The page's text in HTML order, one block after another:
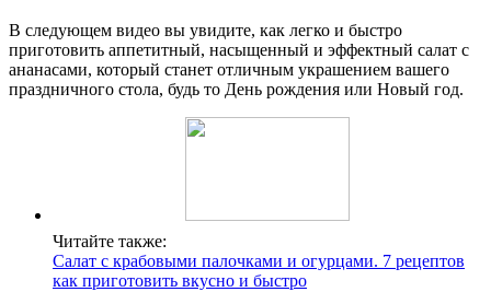
В следующем видео вы увидите, как легко и быстро
приготовить аппетитный, насыщенный и эффектный салат с
ананасами, который станет отличным украшением вашего
праздничного стола, будь то День рождения или Новый год.
Читайте также:
Салат с крабовыми палочками и огурцами. 7 рецептов
как приготовить вкусно и быстро